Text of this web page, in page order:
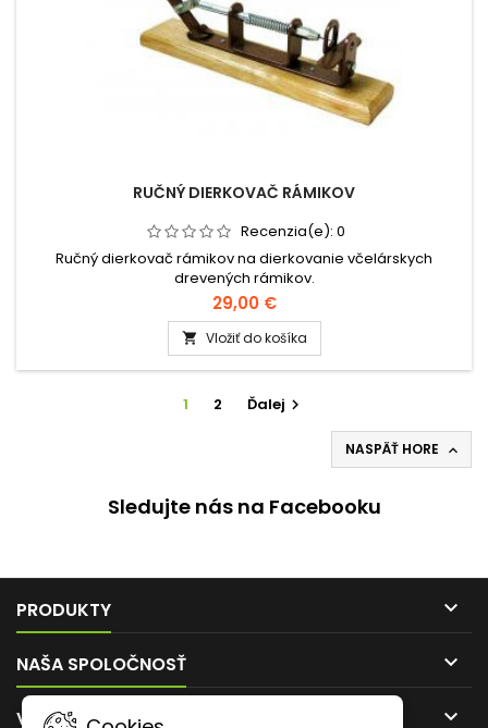
RUČNÝ DIERKOVAČ RÁMIKOV
Recenzia(e): 0
Ručný dierkovač rámikov na dierkovanie včelárskych
drevených rámikov.
29,00 €
 Vložiť do košíka
1 2 Ďalej 
NASPÄŤ HORE 
Sledujte nás na Facebooku
PRODUKTY 
NAŠA SPOLOČNOSŤ 
VÁŠ ÚČET 